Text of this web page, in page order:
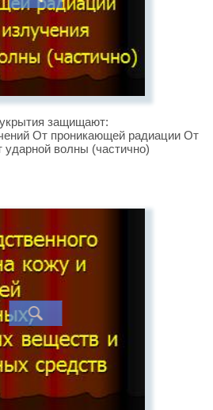
защищают:
От проникающей радиации От
ударной волны (частично)